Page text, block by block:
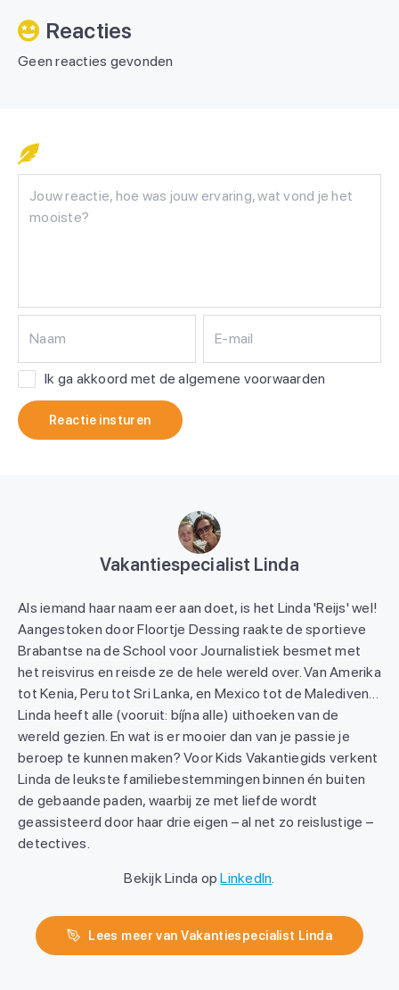
Reacties
Geen reacties gevonden
Naam E-mail
Ik ga akkoord met de algemene voorwaarden
Reactie insturen
Vakantiespecialist Linda
Als iemand haar naam eer aan doet, is het Linda 'Reijs' wel!
Aangestoken door Floortje Dessing raakte de sportieve
Brabantse na de School voor Journalistiek besmet met
het reisvirus en reisde ze de hele wereld over. Van Amerika
tot Kenia, Peru tot Sri Lanka, en Mexico tot de Malediven…
Linda heeft alle (vooruit: bíjna alle) uithoeken van de
wereld gezien. En wat is er mooier dan van je passie je
beroep te kunnen maken? Voor Kids Vakantiegids verkent
Linda de leukste familiebestemmingen binnen én buiten
de gebaande paden, waarbij ze met liefde wordt
geassisteerd door haar drie eigen – al net zo reislustige –
detectives.
Bekijk Linda opLinkedIn.
Lees meer van Vakantiespecialist Linda